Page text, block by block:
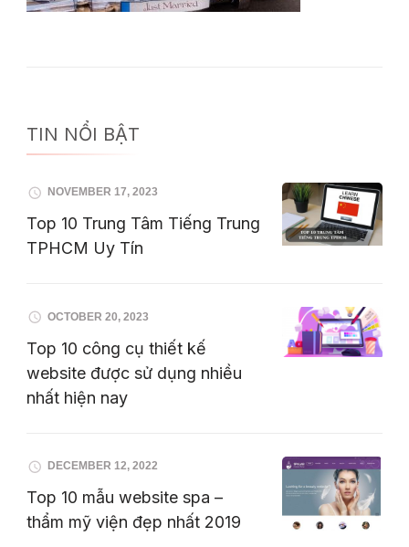
TIN NỔI BẬT
NOVEMBER 17, 2023
Top 10 Trung Tâm Tiếng Trung
TPHCM Uy Tín
OCTOBER 20, 2023
Top 10 công cụ thiết kế
website được sử dụng nhiều
nhất hiện nay
DECEMBER 12, 2022
Top 10 mẫu website spa –
thẩm mỹ viện đẹp nhất 2019